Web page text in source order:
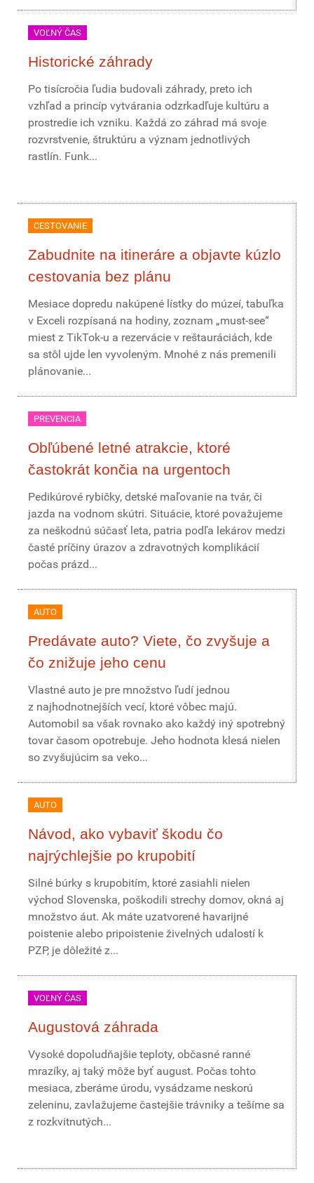
VOĽNÝ ČAS
Historické záhrady
Po tisícročia ľudia budovali záhrady, preto ich
vzhľad a princíp vytvárania odzrkadľuje kultúru a
prostredie ich vzniku. Každá zo záhrad má svoje
rozvrstvenie, štruktúru a význam jednotlivých
rastlín. Funk...
CESTOVANIE
Zabudnite na itineráre a objavte kúzlo
cestovania bez plánu
Mesiace dopredu nakúpené lístky do múzeí, tabuľka
v Exceli rozpísaná na hodiny, zoznam „must-see“
miest z TikTok-u a rezervácie v reštauráciách, kde
sa stôl ujde len vyvoleným. Mnohé z nás premenili
plánovanie...
PREVENCIA
Obľúbené letné atrakcie, ktoré
častokrát končia na urgentoch
Pedikúrové rybičky, detské maľovanie na tvár, či
jazda na vodnom skútri. Situácie, ktoré považujeme
za neškodnú súčasť leta, patria podľa lekárov medzi
časté príčiny úrazov a zdravotných komplikácií
počas prázd...
AUTO
Predávate auto? Viete, čo zvyšuje a
čo znižuje jeho cenu
Vlastné auto je pre množstvo ľudí jednou
z najhodnotnejších vecí, ktoré vôbec majú.
Automobil sa však rovnako ako každý iný spotrebný
tovar časom opotrebuje. Jeho hodnota klesá nielen
so zvyšujúcim sa veko...
AUTO
Návod, ako vybaviť škodu čo
najrýchlejšie po krupobití
Silné búrky s krupobitím, ktoré zasiahli nielen
východ Slovenska, poškodili strechy domov, okná aj
množstvo áut. Ak máte uzatvorené havarijné
poistenie alebo pripoistenie živelných udalostí k
PZP, je dôležité z...
VOĽNÝ ČAS
Augustová záhrada
Vysoké dopoludňajšie teploty, občasné ranné
mrazíky, aj taký môže byť august. Počas tohto
mesiaca, zberáme úrodu, vysádzame neskorú
zeleninu, zavlažujeme častejšie trávniky a tešíme sa
z rozkvitnutých...